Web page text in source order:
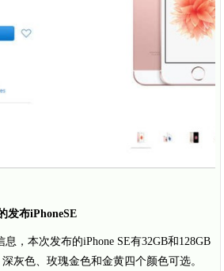
发布iPhoneSE
息，本次发布的iPhone SE有32GB和128GB
灰色、玫瑰金色和金黄四个颜色可选。